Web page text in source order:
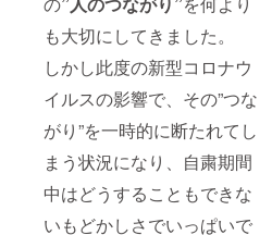
も大切にしてきました。
しかし此度の新型コロナウ
イルスの影響で、その”つな
がり”を一時的に断たれてし
まう状況になり、自粛期間
中はどうすることもできな
いもどかしさでいっぱいで